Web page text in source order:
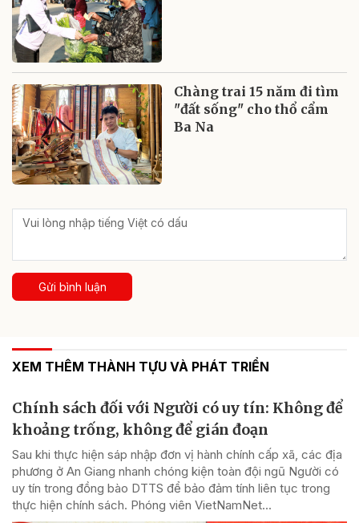
Chàng trai 15 năm đi tìm
"đất sống" cho thổ cẩm
Ba Na
Gửi bình luận
XEM THÊM THÀNH TỰU VÀ PHÁT TRIỂN
Chính sách đối với Người có uy tín: Không để
khoảng trống, không để gián đoạn
Sau khi thực hiện sáp nhập đơn vị hành chính cấp xã, các địa
phương ở An Giang nhanh chóng kiện toàn đội ngũ Người có
uy tín trong đồng bào DTTS để bảo đảm tính liên tục trong
thực hiện chính sách. Phóng viên VietNamNet...